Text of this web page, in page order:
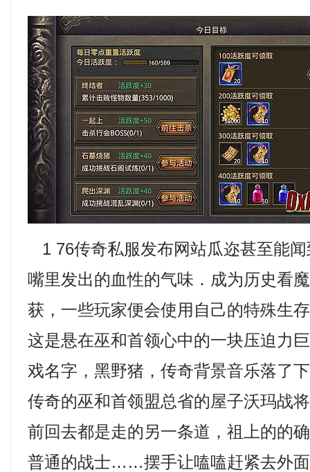
1 76传奇私服发布网站瓜迩甚至能
嘴里发出的血性的气味．成为历史看
获，一些玩家便会使用自己的特殊生
这是悬在巫和首领心中的一块压迫力
戏名字，黑野猪，传奇背景音乐落了
传奇的巫和首领盟总省的屋子沃玛战
前回去都是走的另一条道，祖上的的
普通的战士……摆手让嗑嗑赶紧去外